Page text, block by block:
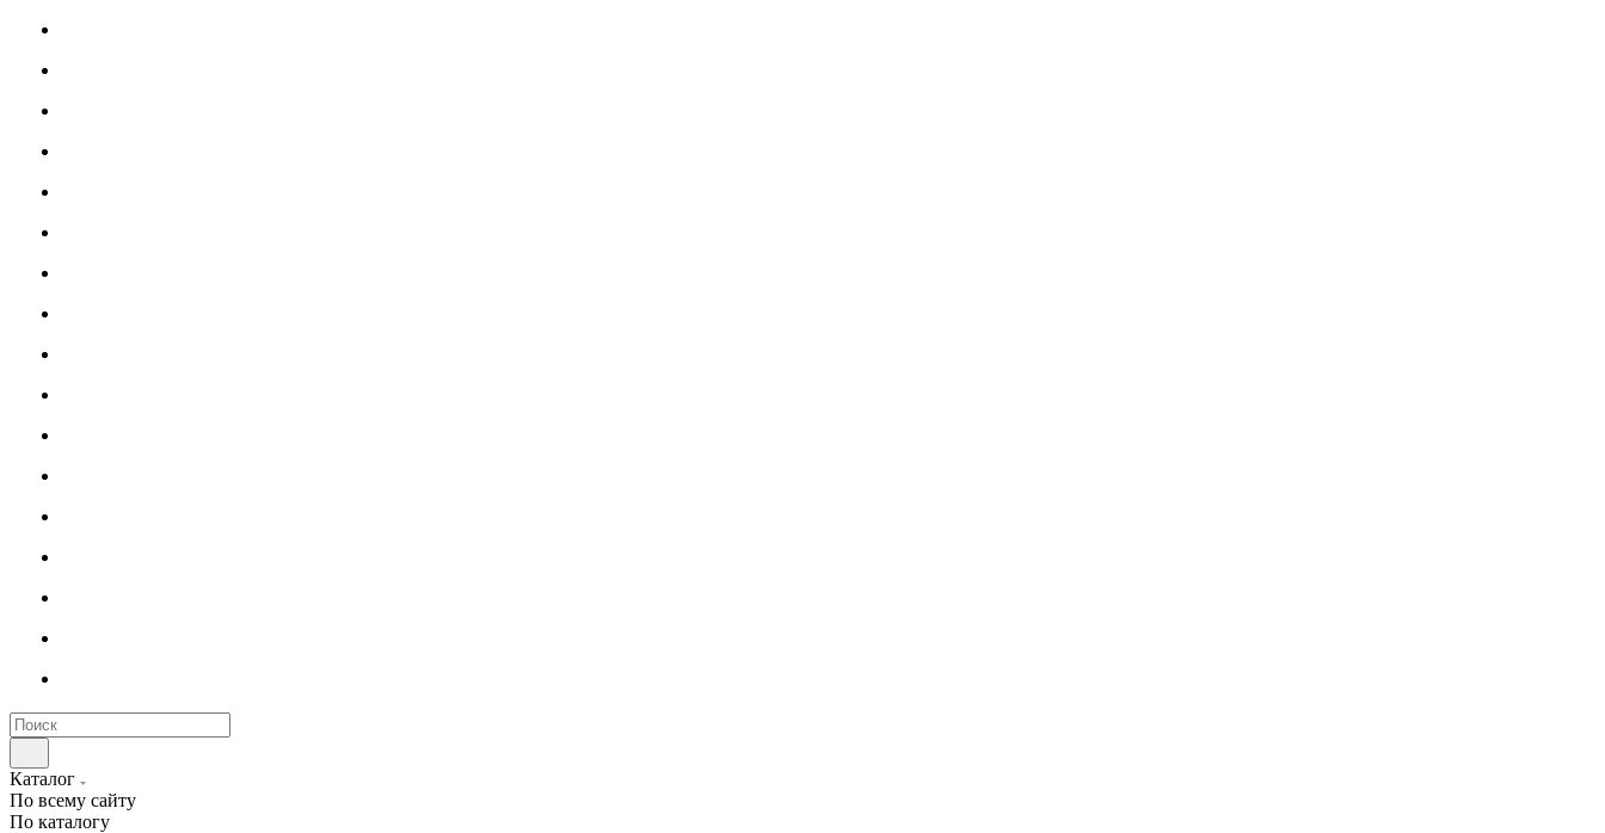
Каталог
По всему сайту
По каталогу